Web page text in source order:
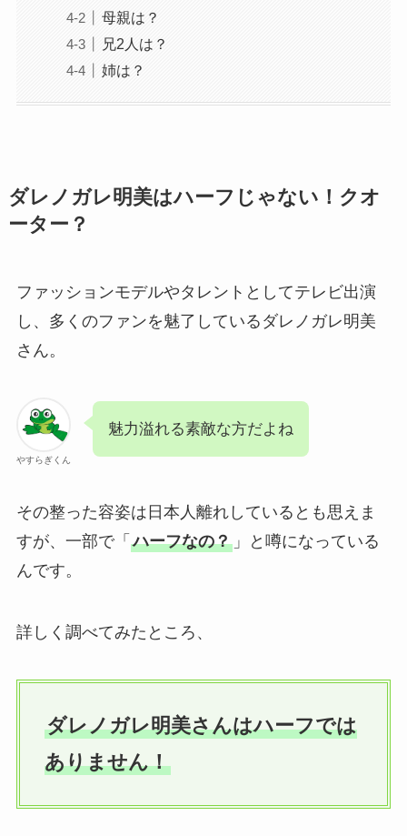
母親は？
兄2人は？
姉は？
ダレノガレ明美はハーフじゃない！クオ
ーター？
ファッションモデルやタレントとしてテレビ出演
し、多くのファンを魅了しているダレノガレ明美
さん。
やすらぎくん
魅力溢れる素敵な方だよね
その整った容姿は日本人離れしているとも思えま
すが、一部で「 ハーフなの？」と噂になっている
んです。
詳しく調べてみたところ、
ダレノガレ明美さんはハーフでは
ありません！